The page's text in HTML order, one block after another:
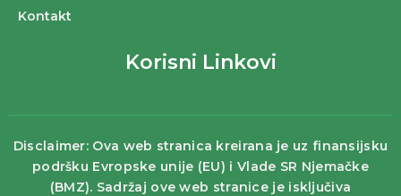
Kontakt
Korisni Linkovi
Disclaimer: Ova web stranica kreirana je uz finansijsku
podršku Evropske unije (EU) i Vlade SR Njemačke
(BMZ). Sadržaj ove web stranice je isključiva